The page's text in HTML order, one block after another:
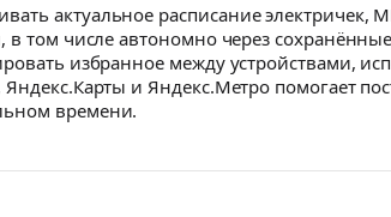
актуальное расписание электричек,
в том числе автономно через
избранное между устройствами,
и Яндекс.Метро помогает
времени.